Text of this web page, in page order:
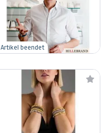
Artikel beendet